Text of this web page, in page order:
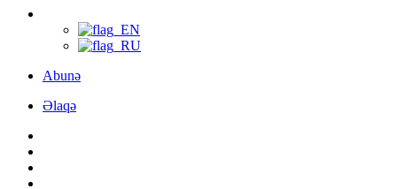
Abunə
Əlaqə